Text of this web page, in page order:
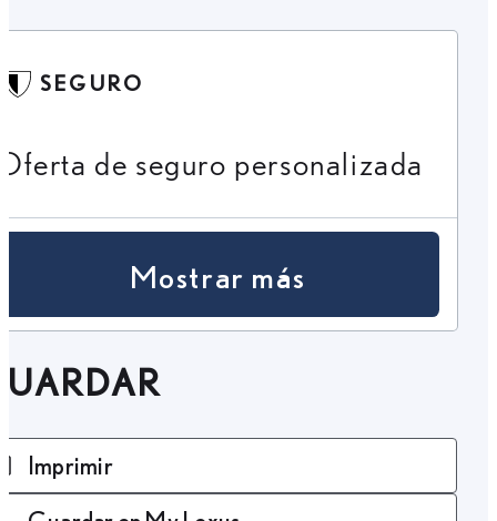
SEGURO
de seguro personalizada
Mostrar más
Imprimir